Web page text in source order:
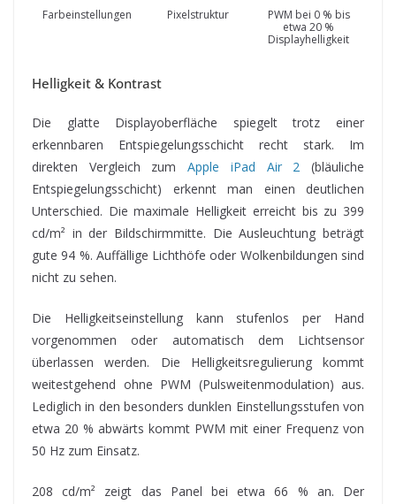
Farbeinstellungen Pixelstruktur
PWM bei 0 % bis
etwa 20 %
Displayhelligkeit
Helligkeit & Kontrast
Die glatte Displayoberfläche spiegelt trotz einer
erkennbaren Entspiegelungsschicht recht stark. Im
direkten Vergleich zumApple iPad Air 2 (bläuliche
Entspiegelungsschicht) erkennt man einen deutlichen
Unterschied. Die maximale Helligkeit erreicht bis zu 399
cd/m² in der Bildschirmmitte. Die Ausleuchtung beträgt
gute 94 %. Auffällige Lichthöfe oder Wolkenbildungen sind
nicht zu sehen.
Die Helligkeitseinstellung kann stufenlos per Hand
vorgenommen oder automatisch dem Lichtsensor
überlassen werden. Die Helligkeitsregulierung kommt
weitestgehend ohne PWM (Pulsweitenmodulation) aus.
Lediglich in den besonders dunklen Einstellungsstufen von
etwa 20 % abwärts kommt PWM mit einer Frequenz von
50 Hz zum Einsatz.
208 cd/m² zeigt das Panel bei etwa 66 % an. Der